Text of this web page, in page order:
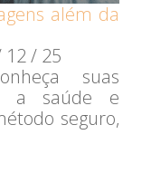
além da
12 / 25
suas
a saúde e
seguro,